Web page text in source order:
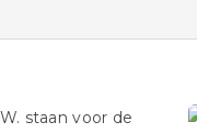
staan ​​voor de